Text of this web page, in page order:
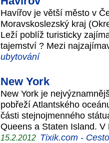
Havířov je větší město v
Moravskoslezský kraj
Leží poblíž turisticky
tajemství ? Mezi
ubytování
New York
New York je
pobřeží Atlantského
části stejnojmenného
Queens a Staten Island. V
15.2.2012 Tixik.com -